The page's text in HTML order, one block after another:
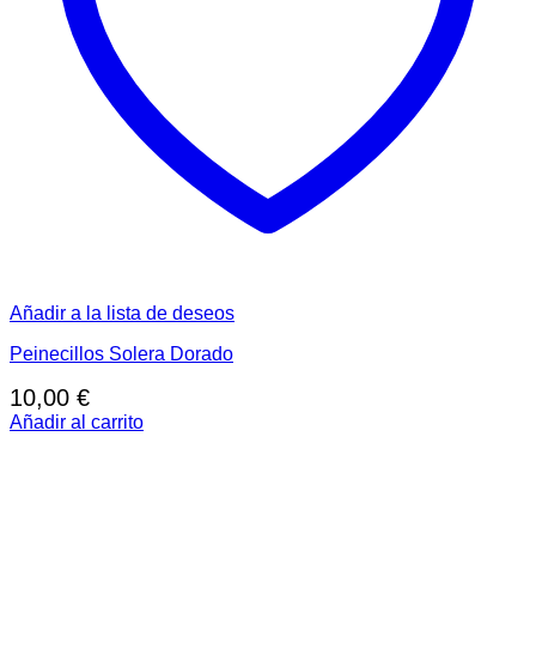
Añadir a la lista de deseos
Peinecillos Solera Dorado
10,00 €
Añadir al carrito